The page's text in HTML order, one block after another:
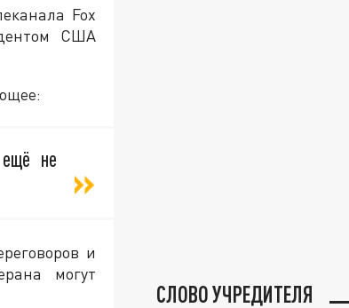
Fox
США
не
и
могут
СЛОВО УЧРЕДИТЕЛЯ